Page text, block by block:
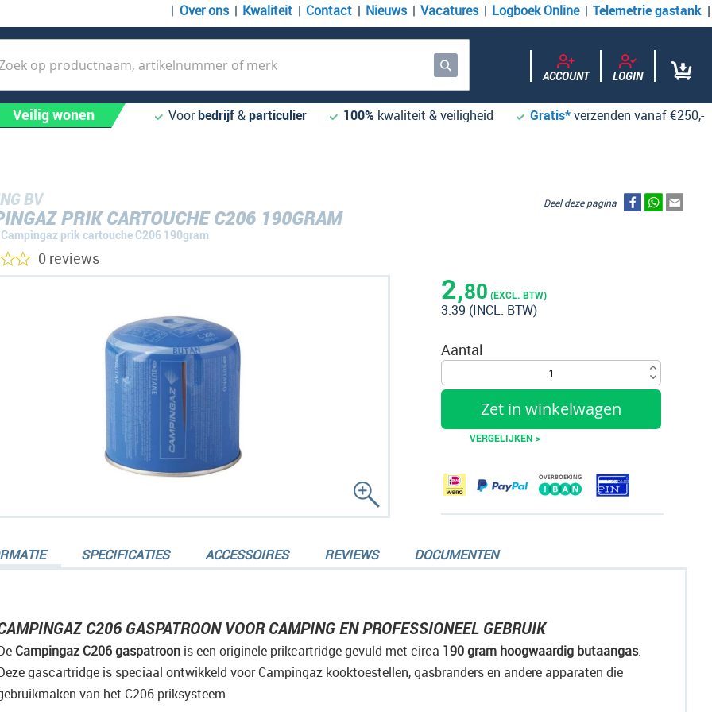
Over ons Kwaliteit Contact Nieuws Vacatures Logboek Online Telemetrie gastank
Zoek ACCOUNT LOGIN
Veilig wonen Voorbedrijf&particulier 100% kwaliteit & veiligheid Gratis*verzenden vanaf €250,-
BV
PRIK CARTOUCHE C206 190GRAM
Campingaz prik cartouche C206 190gram
2,80 (EXCL. BTW)
3.39 (INCL. BTW)
Aantal
Zet in winkelwagen
VERGELIJKEN >
Deel deze pagina
0 reviews
C206 GASPATROON VOOR CAMPING EN PROFESSIONEEL GEBRUIK
Campingaz C206 gaspatroon is een originele prikcartridge gevuld met circa 190 gram hoogwaardig butaangas.
gascartridge is speciaal ontwikkeld voor Campingaz kooktoestellen, gasbranders en andere apparaten die
van het C206-priksysteem.
SPECIFICATIES ACCESSOIRES REVIEWS DOCUMENTEN